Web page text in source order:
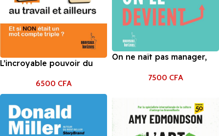
L’incroyable pouvoir du
Et si NON était un « mot
compte triple »? de
Vanessa Patrick
6500 CFA
On ne naît pas manager,
du Wall Street Journal de
7500 CFA